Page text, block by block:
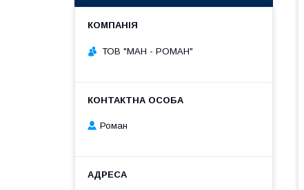
ТОВ "МАН - РОМАН"
Роман